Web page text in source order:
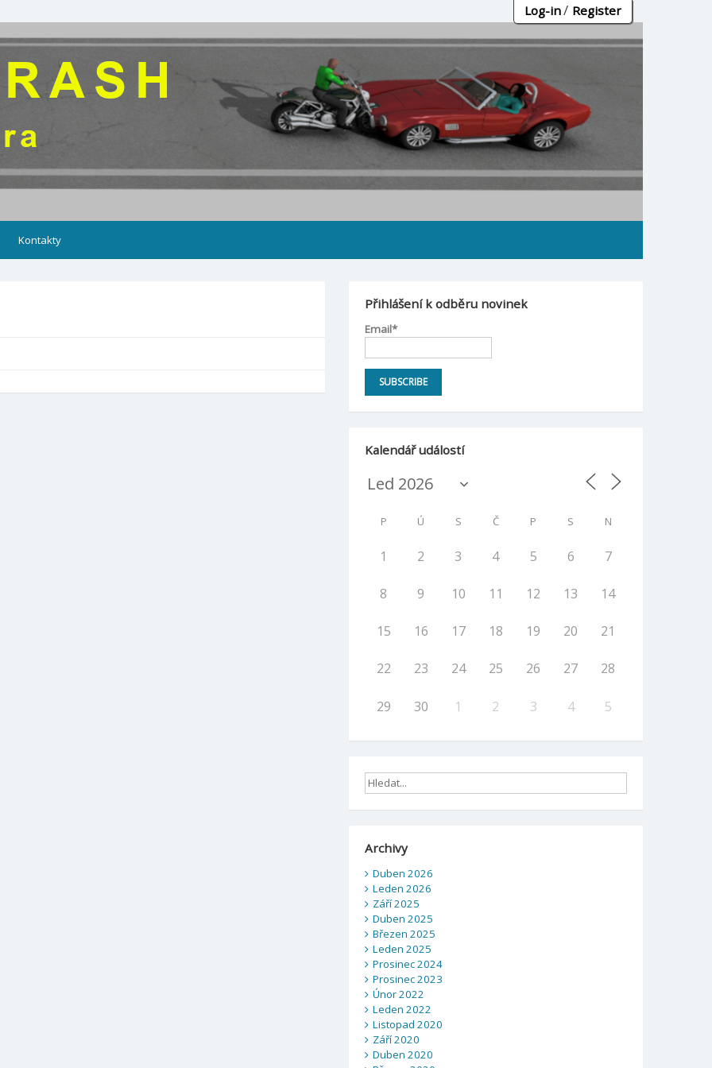
Log-in/ Register
Kontakty
Přihlášení k odběru novinek
Email*
Kalendář událostí
P Ú S Č P S N
1 2 3 4 5 6 7
8 9 10 11 12 13 14
15 16 17 18 19 20 21
22 23 24 25 26 27 28
29 30 1 2 3 4 5
Archivy
Duben 2026
Leden 2026
Září 2025
Duben 2025
Březen 2025
Leden 2025
Prosinec 2024
Prosinec 2023
Únor 2022
Leden 2022
Listopad 2020
Září 2020
Duben 2020